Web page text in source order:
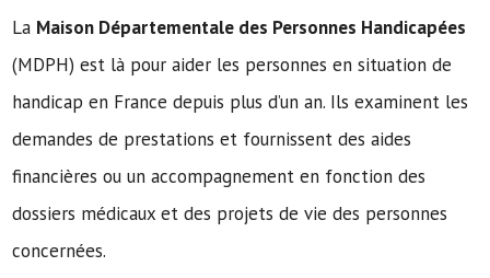
La Maison Départementale des Personnes Handicapées
(MDPH) est là pour aider les personnes en situation de
handicap en France depuis plus d’un an. Ils examinent les
demandes de prestations et fournissent des aides
financières ou un accompagnement en fonction des
dossiers médicaux et des projets de vie des personnes
concernées.